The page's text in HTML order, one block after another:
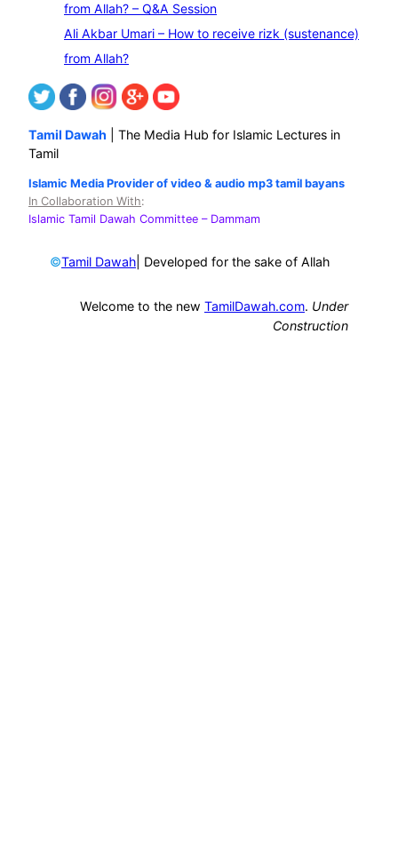
from Allah? – Q&A Session
Ali Akbar Umari – How to receive rizk (sustenance)
from Allah?
Tamil Dawah | The Media Hub for Islamic Lectures in
Tamil
Islamic Media Provider of video & audio mp3 tamil bayans
In Collaboration With:
Islamic Tamil Dawah Committee – Dammam
©Tamil Dawah | Developed for the sake of Allah
Welcome to the new TamilDawah.com. Under
Construction